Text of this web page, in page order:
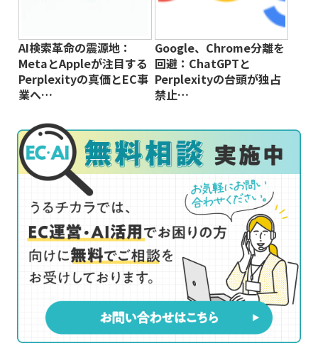
AI検索革命の震源地：
MetaとAppleが注目する
Perplexityの真価とEC事
業へ…
Google、Chrome分離を
回避：ChatGPTと
Perplexityの台頭が独占
禁止…